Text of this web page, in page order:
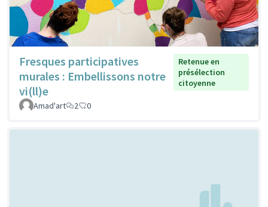
Fresques participatives
murales : Embellissons notre
vi(ll)e
Retenue en
présélection
citoyenne
Amad'art 2 0